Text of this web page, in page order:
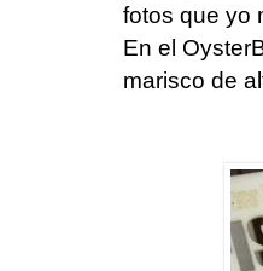
fotos que yo
En el
marisco de